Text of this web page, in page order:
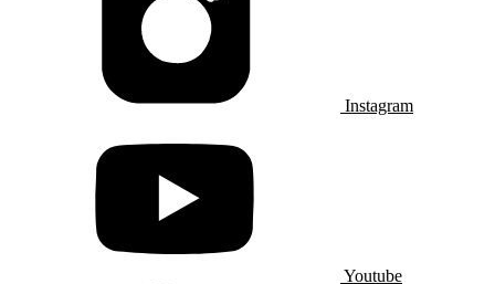
Instagram
Youtube